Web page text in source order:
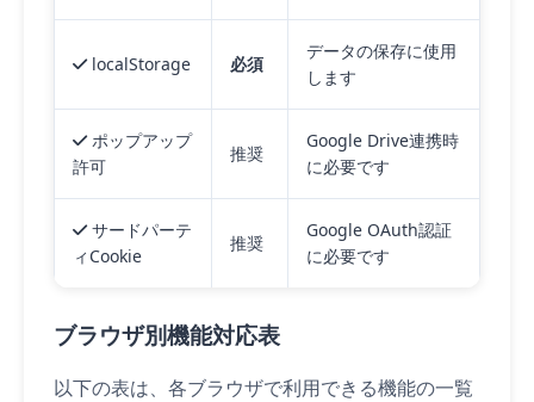
localStorage 必須
データの保存に使用
します
ポップアップ
許可
推奨
Google Drive連携時
に必要です
サードパーテ
ィCookie
推奨
Google OAuth認証
に必要です
ブラウザ別機能対応表
以下の表は、各ブラウザで利用できる機能の一覧